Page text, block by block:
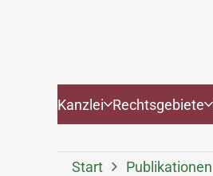
Kanzlei Rechtsgebiete
Start Publikationen